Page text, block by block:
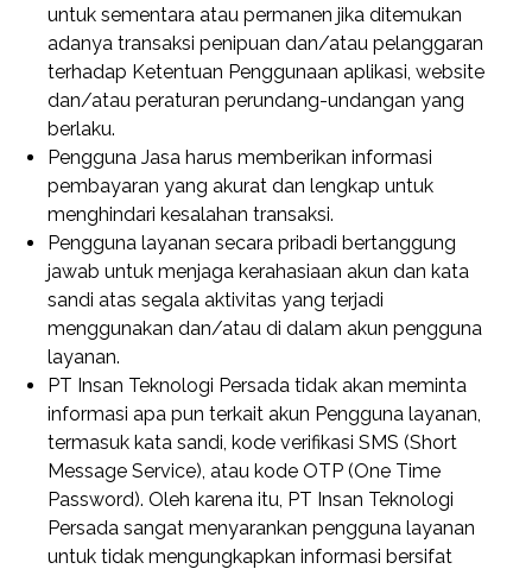
untuk sementara atau permanen jika ditemukan
adanya transaksi penipuan dan/atau pelanggaran
terhadap Ketentuan Penggunaan aplikasi, website
dan/atau peraturan perundang-undangan yang
berlaku.
Pengguna Jasa harus memberikan informasi
pembayaran yang akurat dan lengkap untuk
menghindari kesalahan transaksi.
Pengguna layanan secara pribadi bertanggung
jawab untuk menjaga kerahasiaan akun dan kata
sandi atas segala aktivitas yang terjadi
menggunakan dan/atau di dalam akun pengguna
layanan.
PT Insan Teknologi Persada tidak akan meminta
informasi apa pun terkait akun Pengguna layanan,
termasuk kata sandi, kode verifikasi SMS (Short
Message Service), atau kode OTP (One Time
Password). Oleh karena itu, PT Insan Teknologi
Persada sangat menyarankan pengguna layanan
untuk tidak mengungkapkan informasi bersifat